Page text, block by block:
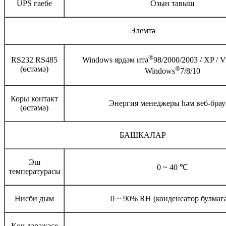
UPS гаебе Озын тавыш
Элемтә
RS232 RS485
(өстәмә)
Windows ярдәм итә®98/2000/2003 / XP /
Windows®7/8/10
Коры контакт
(өстәмә)
Энергия менеджеры һәм веб-
БАШКАЛАР
Эш
температурасы
0 ~ 40 ℃
Нисби дым 0 ~ 90% RH (конденсатор